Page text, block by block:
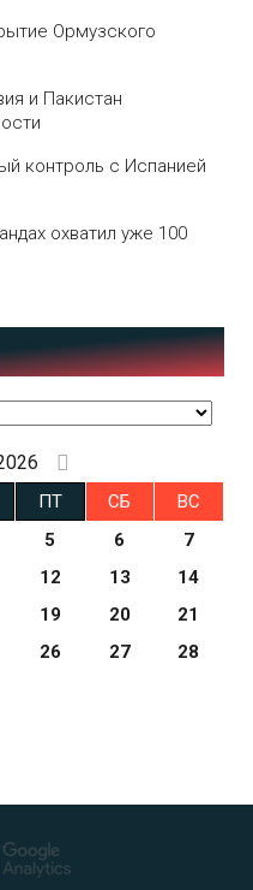
Ормузского
и Пакистан
контроль с Испанией
охватил уже 100
ПТ СБ
ВС
5 6
7
12 13
14
19 20
21
26 27
28